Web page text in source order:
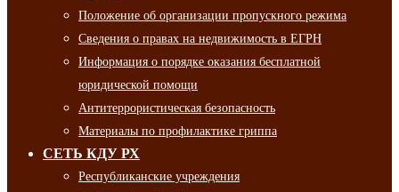
Положение об организации пропускного режима
Сведения о правах на недвижимость в ЕГРН
Информация о порядке оказания бесплатной
юридической помощи
Антитеррористическая безопасность
Материалы по профилактике гриппа
СЕТЬ КДУ РХ
Республиканские учреждения